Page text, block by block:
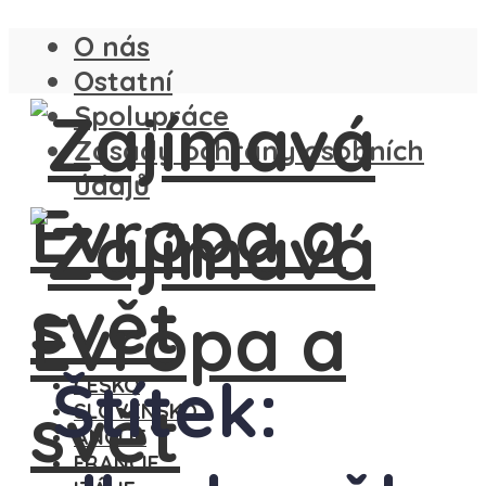
O nás
Ostatní
Spolupráce
Zásady ochrany osobních
údajů
ČESKO
SLOVENSKO
ANGLIE
FRANCIE
Štítek: